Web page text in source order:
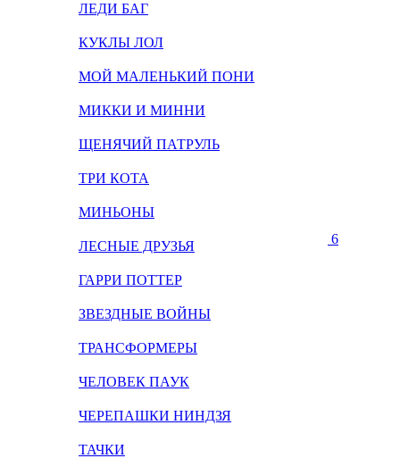
ЛЕДИ БАГ
КУКЛЫ ЛОЛ
МОЙ МАЛЕНЬКИЙ ПОНИ
МИККИ И МИННИ
ЩЕНЯЧИЙ ПАТРУЛЬ
ТРИ КОТА
МИНЬОНЫ
ЛЕСНЫЕ ДРУЗЬЯ
ГАРРИ ПОТТЕР
ЗВЕЗДНЫЕ ВОЙНЫ
ТРАНСФОРМЕРЫ
ЧЕЛОВЕК ПАУК
ЧЕРЕПАШКИ НИНДЗЯ
ТАЧКИ
6